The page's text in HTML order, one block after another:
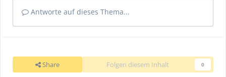
Antworte auf dieses Thema...
Share Folgen diesem Inhalt 0